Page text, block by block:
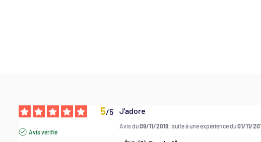
5/5
Avis vérifié
J'adore
Avis du09/11/2019 , suite à une expérience du01/11/